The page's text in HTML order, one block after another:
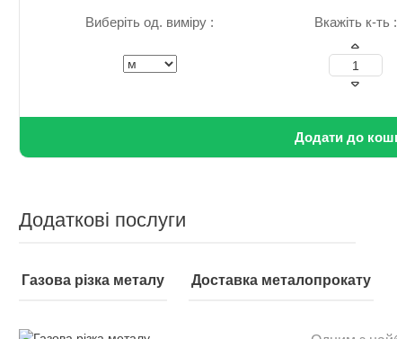
Виберіть од. виміру : Вкажіть к-ть :
Додати до
Додаткові послуги
Газова різка металу Доставка металопрокату